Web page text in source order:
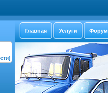
]
Главная Услуги Форум